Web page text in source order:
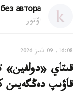
без автора
اۆتور
16:08, 09 تامىز 2026
قىتاي «دولفين»
قاۋىپ دەڭگەيىن